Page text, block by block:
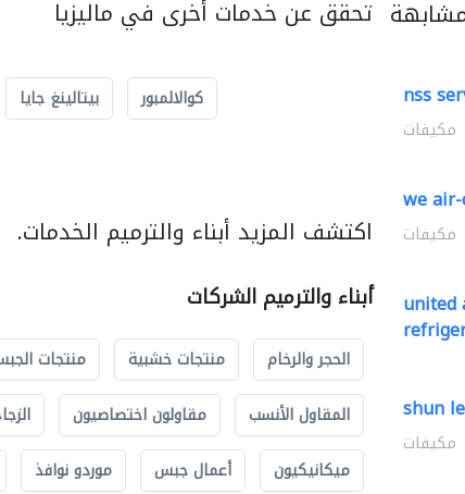
تحقق عن خدمات أخرى في ماليزيا
كوالالمبور بيتالينغ جايا
اكتشف المزيد أبناء والترميم الخدمات.
أبناء والترميم الشركات
الحجر والرخام منتجات خشبية منتجات
المقاول الأنسب
مقاولون اختصاصيون
ميكانيكيون
أعمال جبس موردو نوافذ
nss
مكيفات
we air-
مكيفات
united
shun
مكيفات